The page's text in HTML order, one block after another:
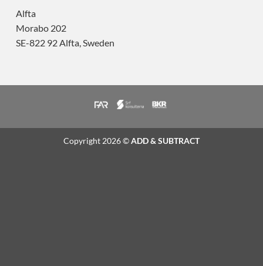
Alfta
Morabo 202
SE-822 92 Alfta, Sweden
Copyright 2026 ©ADD & SUBTRACT